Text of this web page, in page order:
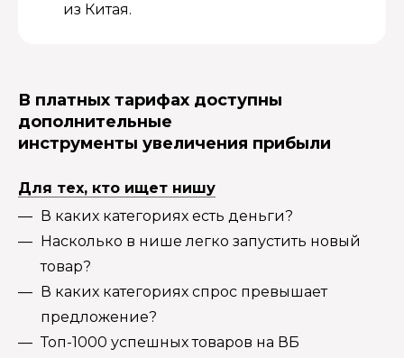
из Китая.
В платных тарифах доступны
дополнительные
инструменты увеличения прибыли
Для тех, кто ищет нишу
В каких категориях есть деньги?
Насколько в нише легко запустить новый
товар?
В каких категориях спрос превышает
предложение?
Топ-1000 успешных товаров на ВБ